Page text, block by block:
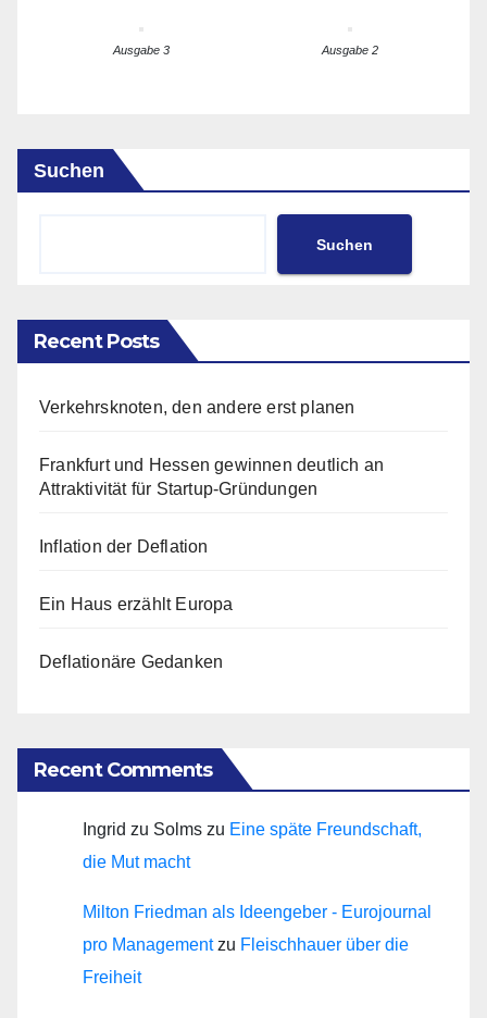
Ausgabe 3 Ausgabe 2
Suchen
Suchen
Recent Posts
Verkehrsknoten, den andere erst planen
Frankfurt und Hessen gewinnen deutlich an
Attraktivität für Startup-Gründungen
Inflation der Deflation
Ein Haus erzählt Europa
Deflationäre Gedanken
Recent Comments
Ingrid zu Solms zu Eine späte Freundschaft,
die Mut macht
Milton Friedman als Ideengeber - Eurojournal
pro Managementzu Fleischhauer über die
Freiheit